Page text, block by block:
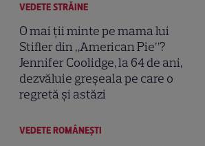
VEDETE STRĂINE
O mai ții minte pe mama lui
Stifler din „American Pie”?
Jennifer Coolidge, la 64 de ani,
dezvăluie greșeala pe care o
regretă și astăzi
VEDETE ROMÂNEŞTI